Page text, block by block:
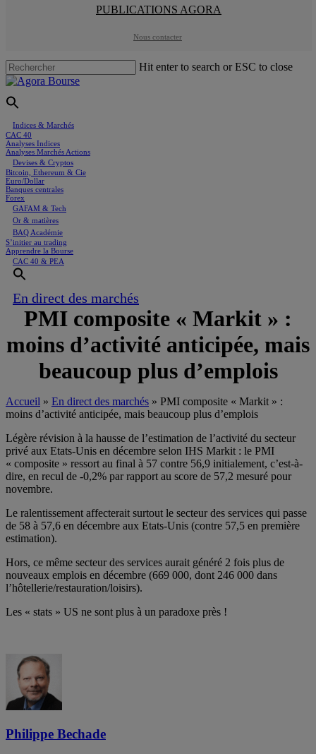
PUBLICATIONS AGORA
Nous contacter
Hit enter to search or ESC to close
Close
Menu
Indices & Marchés
CAC 40
Analyses Indices
Analyses Marchés Actions
Devises & Cryptos
Bitcoin, Ethereum & Cie
Euro/Dollar
Banques centrales
Forex
GAFAM & Tech
Or & matières
BAQ Académie
S’initier au trading
Apprendre la Bourse
CAC 40 & PEA
En direct des marchés
PMI composite « Markit » :
moins d’activité anticipée, mais
beaucoup plus d’emplois
Accueil » En direct des marchés » PMI composite « Markit » :
moins d’activité anticipée, mais beaucoup plus d’emplois
Légère révision à la hausse de l’estimation de l’activité du secteur
privé aux Etats-Unis en décembre selon IHS Markit : le PMI
« composite » ressort au final à 57 contre 56,9 initialement, c’est-à-
dire, en recul de -0,2% par rapport au score de 57,2 mesuré pour
novembre.
Le ralentissement affecterait surtout le secteur des services qui passe
de 58 à 57,6 en décembre aux Etats-Unis (contre 57,5 en première
estimation).
Hors, ce même secteur des services aurait généré 2 fois plus de
nouveaux emplois en décembre (669 000, dont 246 000 dans
l’hôtellerie/restauration/loisirs).
Les « stats » US ne sont plus à un paradoxe près !
Philippe Bechade